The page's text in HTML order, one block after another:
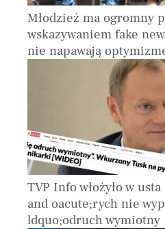
Młodzież ma ogromny
wskazywaniem fake
nie napawają
TVP Info włożyło w
and oacute;rych nie
ldquo;odruch wymiotny